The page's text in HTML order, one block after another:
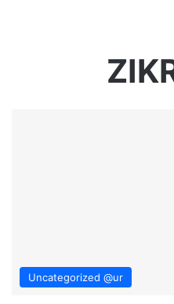
Uncategorized @ur